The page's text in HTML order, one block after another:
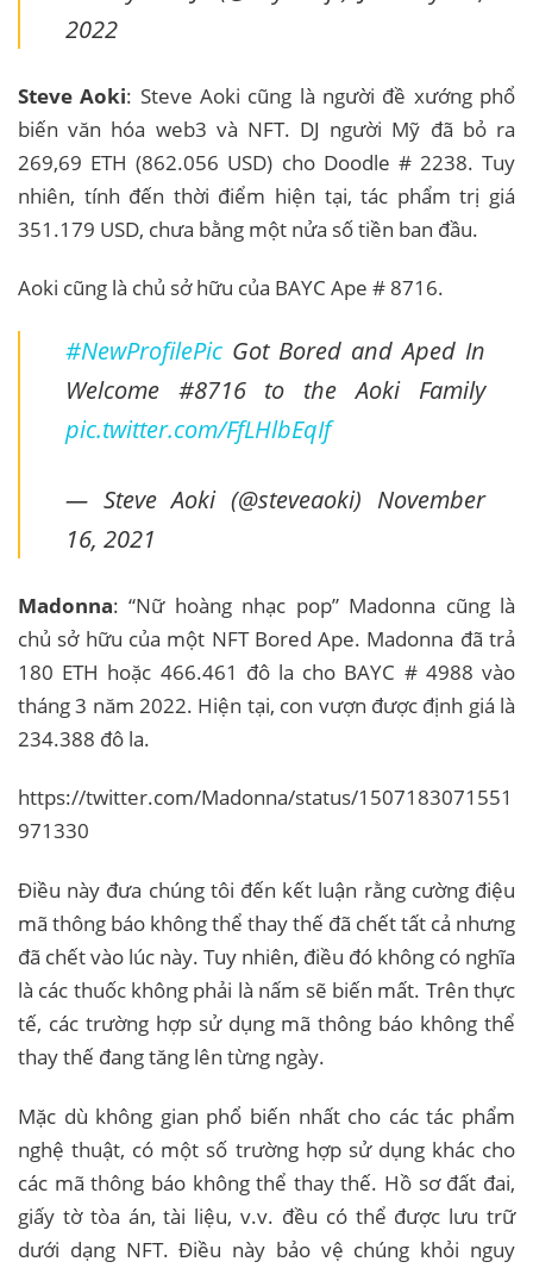
2022
Steve Aoki: Steve Aoki cũng là người đề xướng phổ
biến văn hóa web3 và NFT. DJ người Mỹ đã bỏ ra
269,69 ETH (862.056 USD) cho Doodle # 2238. Tuy
nhiên, tính đến thời điểm hiện tại, tác phẩm trị giá
351.179 USD, chưa bằng một nửa số tiền ban đầu.
Aoki cũng là chủ sở hữu của BAYC Ape # 8716.
#NewProfilePicGot Bored and Aped In
Welcome #8716 to the Aoki Family
pic.twitter.com/FfLHlbEqIf
— Steve Aoki (@steveaoki) November
16, 2021
Madonna: “Nữ hoàng nhạc pop” Madonna cũng là
chủ sở hữu của một NFT Bored Ape. Madonna đã trả
180 ETH hoặc 466.461 đô la cho BAYC # 4988 vào
tháng 3 năm 2022. Hiện tại, con vượn được định giá là
234.388 đô la.
https://twitter.com/Madonna/status/1507183071551
971330
Điều này đưa chúng tôi đến kết luận rằng cường điệu
mã thông báo không thể thay thế đã chết tất cả nhưng
đã chết vào lúc này. Tuy nhiên, điều đó không có nghĩa
là các thuốc không phải là nấm sẽ biến mất. Trên thực
tế, các trường hợp sử dụng mã thông báo không thể
thay thế đang tăng lên từng ngày.
Mặc dù không gian phổ biến nhất cho các tác phẩm
nghệ thuật, có một số trường hợp sử dụng khác cho
các mã thông báo không thể thay thế. Hồ sơ đất đai,
giấy tờ tòa án, tài liệu, v.v. đều có thể được lưu trữ
dưới dạng NFT. Điều này bảo vệ chúng khỏi nguy